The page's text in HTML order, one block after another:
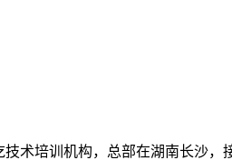
术培训机构，总部在湖南长沙，